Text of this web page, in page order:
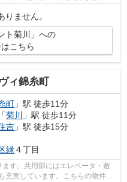
りません。
ト菊川」への
こちら
ィ錦糸町
町 」駅 徒歩11分
「菊川
」駅 徒歩11分
吉 」駅 徒歩15分
緑 ４丁目
す。共用部にはエレベータ・敷
充実しています。こちらの物件は